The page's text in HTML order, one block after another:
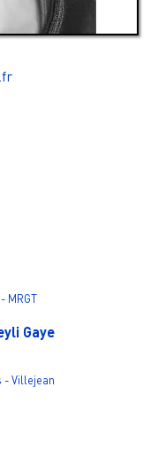
MRGT
Gaye
- Villejean